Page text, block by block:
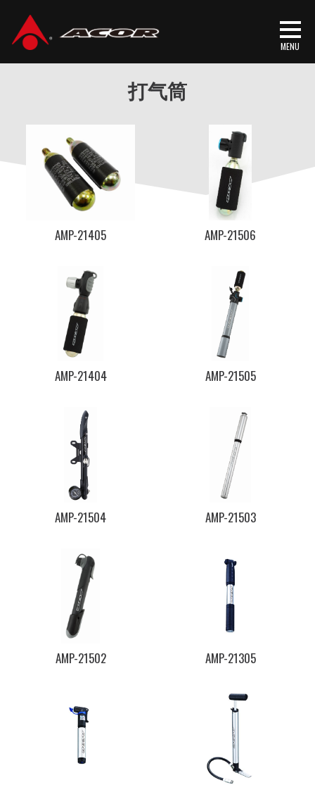
首頁 /产品介绍 /骑行装备 / 打气筒
打气筒
AMP-21405 AMP-21506
AMP-21404 AMP-21505
AMP-21504 AMP-21503
AMP-21502 AMP-21305